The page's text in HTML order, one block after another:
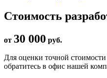
Стоимость
от 30 000 руб.
Для оценки точной
обратитесь в офис нашей